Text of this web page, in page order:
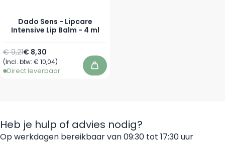
Dado Sens - Lipcare
Intensive Lip Balm - 4 ml
Speciale prijs
€ 8,30
Normale prijs
€ 9,21
(Incl. btw: € 10,04)
Direct leverbaar In winkelwagen
Heb je hulp of advies nodig?
Op werkdagen bereikbaar van 09:30 tot 17:30 uur